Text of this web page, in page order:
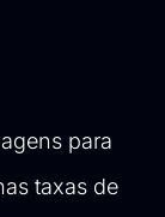
para
taxas de